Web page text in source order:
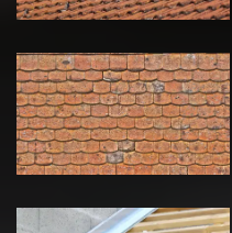
démoussage de
toiture 39
Jura
Pose de